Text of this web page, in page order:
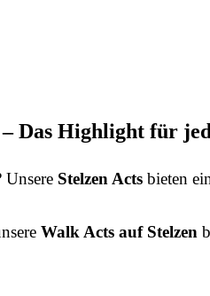
Das Highlight für
Unsere Stelzen Acts bieten
Walk Acts auf Stelzen